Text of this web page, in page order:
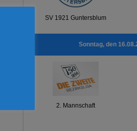
SV 1921 Guntersblum
Sonntag, den
2. Mannschaft